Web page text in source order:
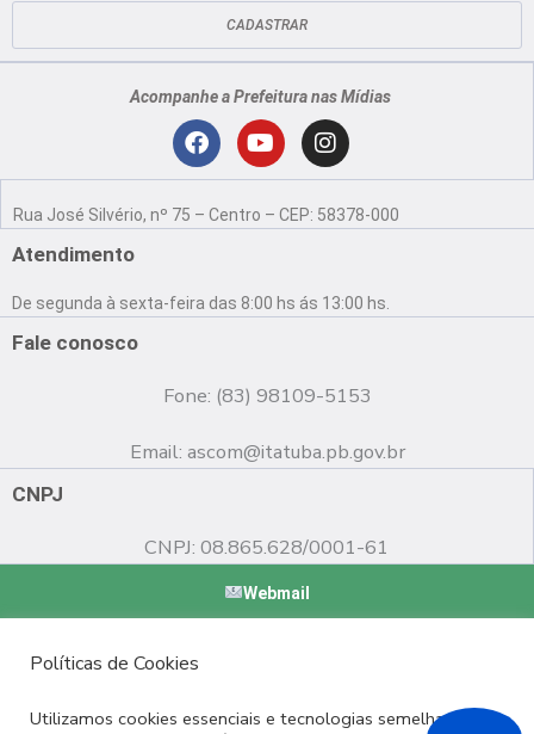
CADASTRAR
Acompanhe a Prefeitura nas Mídias
F
c
o
o
Y
u
b
e
I
n
s
g
r
Rua José Silvério, nº 75 – Centro – CEP: 58378-000
Atendimento
De segunda à sexta-feira das 8:00 hs ás 13:00 hs.
Fale conosco
Fone: (83) 98109-5153
Email: ascom@itatuba.pb.gov.br
CNPJ
CNPJ: 08.865.628/0001-61
Webmail
Políticas de Cookies
Utilizamos cookies essenciais e tecnologias semelhantes de